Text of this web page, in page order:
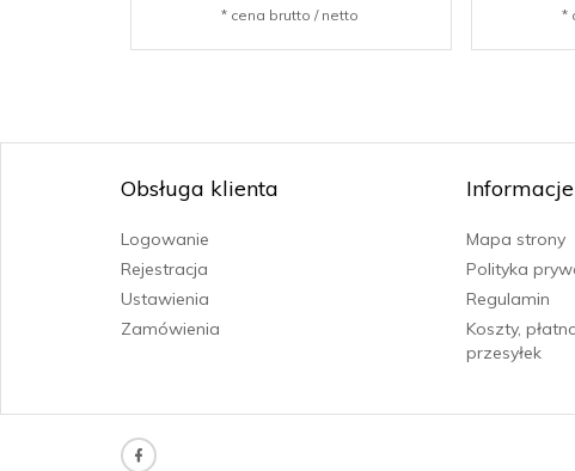
* cena brutto / netto *
Obsługa klienta
Logowanie
Rejestracja
Ustawienia
Zamówienia
Informacje
Mapa strony
Polityka
Regulamin
Koszty,
przesyłek